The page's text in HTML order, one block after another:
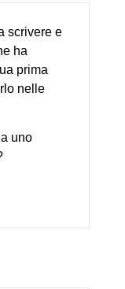
scrivere e
ha
prima
nelle
uno